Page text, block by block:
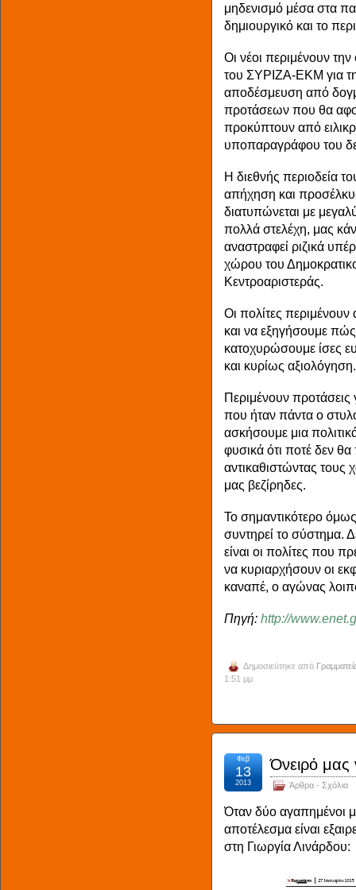
μηδενισμό μέσα στα
δημιουργικό και το
Οι νέοι περιμένουν
του ΣΥΡΙΖΑ-ΕΚΜ για
αποδέσμευση από
προτάσεων που θα
προκύπτουν από
υποπαραγράφου του
Η διεθνής περιοδεία
απήχηση και
διατυπώνεται με
πολλά στελέχη, μας
αναστραφεί ριζικά
χώρου του
Κεντροαριστεράς.
Οι πολίτες
και να εξηγήσουμε
κατοχυρώσουμε ίσες
και κυρίως αξιολόγηση.
Περιμένουν προτάσεις
που ήταν πάντα ο
ασκήσουμε μια
φυσικά ότι ποτέ δεν
αντικαθιστώντας τους
μας βεζίρηδες.
Το σημαντικότερο
συντηρεί το σύστημα.
είναι οι πολίτες που
να κυριαρχήσουν οι
καναπέ, ο αγώνας
Πηγή: http://
Δημοσιεύτηκε από
1:51 μμ
Όνειρό μας
Άρθρα - Σχόλια
Φεβ
13
2013
Όταν δύο αγαπημένοι
αποτέλεσμα είναι
στη Γιωργία Λινάρδου: